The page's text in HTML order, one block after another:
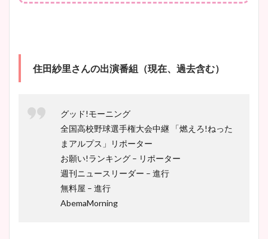
住田紗里さんの出演番組（現在、過去含む）
グッド!モーニング
全国高校野球選手権大会中継 「燃えろ!ねった
まアルプス」リポーター
お願い!ランキング – リポーター
週刊ニュースリーダー – 進行
無料屋 – 進行
AbemaMorning